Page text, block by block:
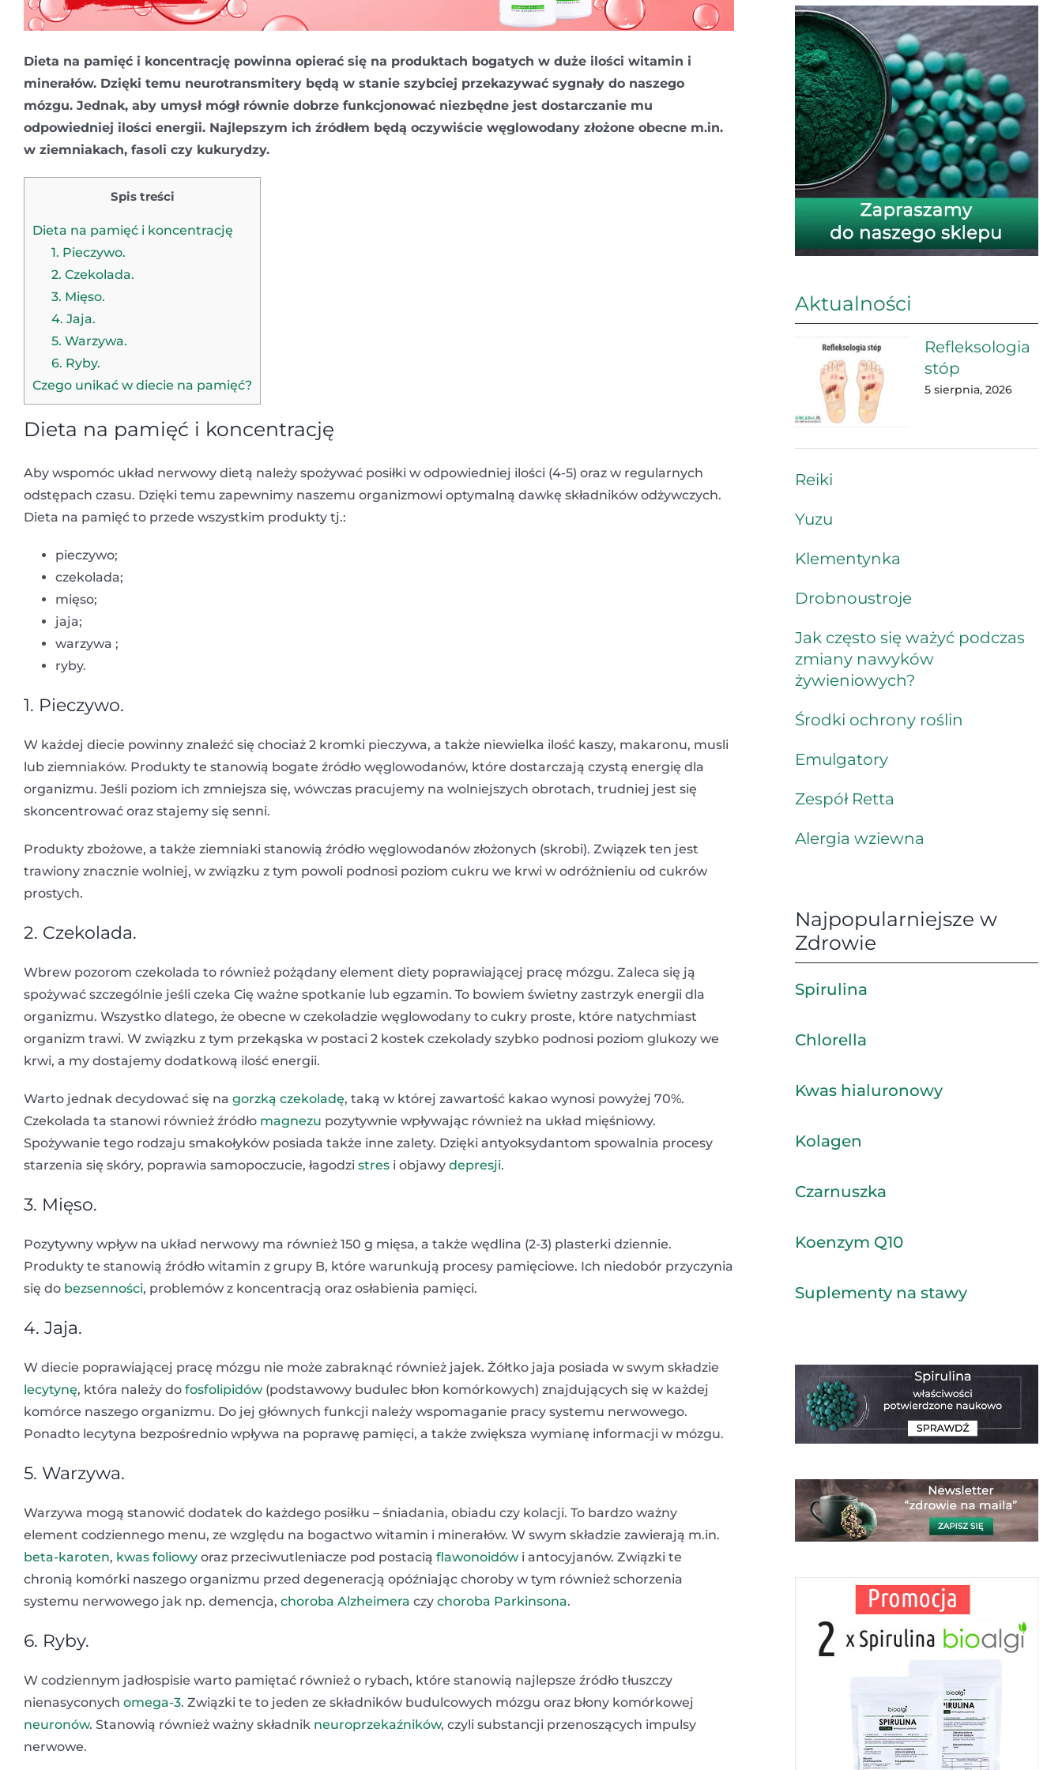
Dieta na pamięć i koncentrację powinna opierać się na produktach bogatych w duże ilości witamin i
minerałów. Dzięki temu neurotransmitery będą w stanie szybciej przekazywać sygnały do naszego
mózgu. Jednak, aby umysł mógł równie dobrze funkcjonować niezbędne jest dostarczanie mu
odpowiedniej ilości energii. Najlepszym ich źródłem będą oczywiście węglowodany złożone obecne m.in.
w ziemniakach, fasoli czy kukurydzy.
Spis treści
Dieta na pamięć i koncentrację
1. Pieczywo.
2. Czekolada.
3. Mięso.
4. Jaja.
5. Warzywa.
6. Ryby.
Czego unikać w diecie na pamięć?
Dieta na pamięć i koncentrację
Aby wspomóc układ nerwowy dietą należy spożywać posiłki w odpowiedniej ilości (4-5) oraz w regularnych
odstępach czasu. Dzięki temu zapewnimy naszemu organizmowi optymalną dawkę składników odżywczych.
Dieta na pamięć to przede wszystkim produkty tj.:
pieczywo;
czekolada;
mięso;
jaja;
warzywa ;
ryby.
1. Pieczywo.
W każdej diecie powinny znaleźć się chociaż 2 kromki pieczywa, a także niewielka ilość kaszy, makaronu, musli
lub ziemniaków. Produkty te stanowią bogate źródło węglowodanów, które dostarczają czystą energię dla
organizmu. Jeśli poziom ich zmniejsza się, wówczas pracujemy na wolniejszych obrotach, trudniej jest się
skoncentrować oraz stajemy się senni.
Produkty zbożowe, a także ziemniaki stanowią źródło węglowodanów złożonych (skrobi). Związek ten jest
trawiony znacznie wolniej, w związku z tym powoli podnosi poziom cukru we krwi w odróżnieniu od cukrów
prostych.
2. Czekolada.
Wbrew pozorom czekolada to również pożądany element diety poprawiającej pracę mózgu. Zaleca się ją
spożywać szczególnie jeśli czeka Cię ważne spotkanie lub egzamin. To bowiem świetny zastrzyk energii dla
organizmu. Wszystko dlatego, że obecne w czekoladzie węglowodany to cukry proste, które natychmiast
organizm trawi. W związku z tym przekąska w postaci 2 kostek czekolady szybko podnosi poziom glukozy we
krwi, a my dostajemy dodatkową ilość energii.
Warto jednak decydować się na gorzką czekoladę, taką w której zawartość kakao wynosi powyżej 70%.
Czekolada ta stanowi również źródło magnezu pozytywnie wpływając również na układ mięśniowy.
Spożywanie tego rodzaju smakołyków posiada także inne zalety. Dzięki antyoksydantom spowalnia procesy
starzenia się skóry, poprawia samopoczucie, łagodzi stres i objawy depresji.
3. Mięso.
Pozytywny wpływ na układ nerwowy ma również 150 g mięsa, a także wędlina (2-3) plasterki dziennie.
Produkty te stanowią źródło witamin z grupy B, które warunkują procesy pamięciowe. Ich niedobór przyczynia
się do bezsenności, problemów z koncentracją oraz osłabienia pamięci.
4. Jaja.
W diecie poprawiającej pracę mózgu nie może zabraknąć również jajek. Żółtko jaja posiada w swym składzie
lecytynę, która należy do fosfolipidów (podstawowy budulec błon komórkowych) znajdujących się w każdej
komórce naszego organizmu. Do jej głównych funkcji należy wspomaganie pracy systemu nerwowego.
Ponadto lecytyna bezpośrednio wpływa na poprawę pamięci, a także zwiększa wymianę informacji w mózgu.
5. Warzywa.
Warzywa mogą stanowić dodatek do każdego posiłku – śniadania, obiadu czy kolacji. To bardzo ważny
element codziennego menu, ze względu na bogactwo witamin i minerałów. W swym składzie zawierają m.in.
beta-karoten, kwas foliowy oraz przeciwutleniacze pod postacią flawonoidów i antocyjanów. Związki te
chronią komórki naszego organizmu przed degeneracją opóźniając choroby w tym również schorzenia
systemu nerwowego jak np. demencja, choroba Alzheimera czy choroba Parkinsona.
6. Ryby.
W codziennym jadłospisie warto pamiętać również o rybach, które stanowią najlepsze źródło tłuszczy
nienasyconych omega-3. Związki te to jeden ze składników budulcowych mózgu oraz błony komórkowej
neuronów. Stanowią również ważny składnik neuroprzekaźników, czyli substancji przenoszących impulsy
nerwowe.
Aktualności
Refleksologia
stóp
5 sierpnia, 2026
Reiki
Yuzu
Klementynka
Drobnoustroje
Jak często się ważyć podczas
zmiany nawyków
żywieniowych?
Środki ochrony roślin
Emulgatory
Zespół Retta
Alergia wziewna
Najpopularniejsze w
Zdrowie
Spirulina
Chlorella
Kwas hialuronowy
Kolagen
Czarnuszka
Koenzym Q10
Suplementy na stawy